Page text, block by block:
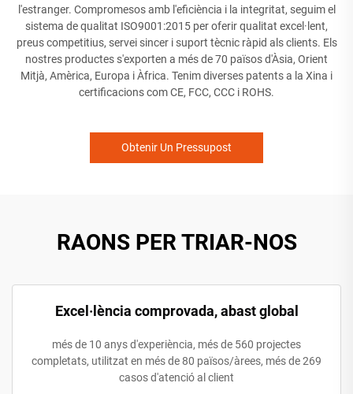
l'estranger. Compromesos amb l'eficiència i la integritat, seguim el
sistema de qualitat ISO9001:2015 per oferir qualitat excel·lent,
preus competitius, servei sincer i suport tècnic ràpid als clients. Els
nostres productes s'exporten a més de 70 països d'Àsia, Orient
Mitjà, Amèrica, Europa i Àfrica. Tenim diverses patents a la Xina i
certificacions com CE, FCC, CCC i ROHS.
Obtenir Un Pressupost
RAONS PER TRIAR-NOS
Excel·lència comprovada, abast global
més de 10 anys d'experiència, més de 560 projectes
completats, utilitzat en més de 80 països/àrees, més de 269
casos d'atenció al client